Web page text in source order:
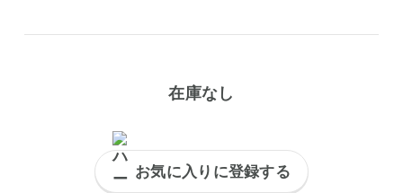
在庫なし
お気に入りに登録する